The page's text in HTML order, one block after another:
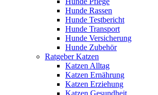
Hunde Rassen
Hunde Testbericht
Hunde Transport
Hunde Versicherung
Hunde Zubehör
Ratgeber Katzen
Katzen Alltag
Katzen Ernährung
Katzen Erziehung
Katzen Gesundheit